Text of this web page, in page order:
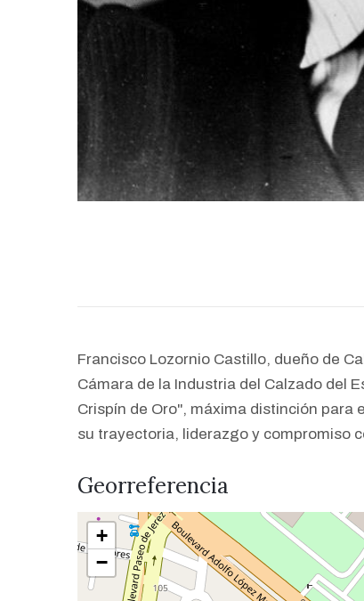
Francisco Lozornio Castillo, dueño de
Cámara de la Industria del Calzado del
Crispín de Oro", máxima distinción
su trayectoria, liderazgo y compromiso
Georreferencia
+
−